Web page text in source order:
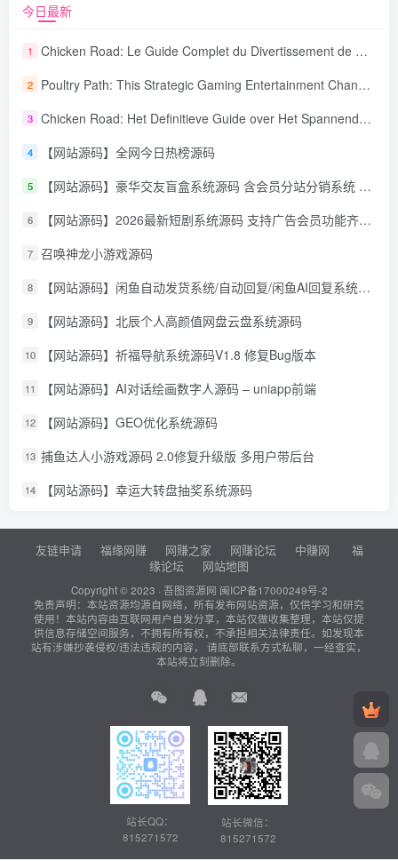
今日最新
1 Chicken Road: Le Guide Complet du Divertissement de Maison de Jeu Stratégique
2 Poultry Path: This Strategic Gaming Entertainment Changing Sequence Forecasting
3 Chicken Road: Het Definitieve Guide over Het Spannende Gokspel
4 【网站源码】全网今日热榜源码
5 【网站源码】豪华交友盲盒系统源码 含会员分站分销系统 可易支付
6 【网站源码】2026最新短剧系统源码 支持广告会员功能齐全短剧源码
7 召唤神龙小游戏源码
8 【网站源码】闲鱼自动发货系统/自动回复/闲鱼AI回复系统源码
9 【网站源码】北辰个人高颜值网盘云盘系统源码
10 【网站源码】祈福导航系统源码V1.8 修复Bug版本
11 【网站源码】AI对话绘画数字人源码 – uniapp前端
12 【网站源码】GEO优化系统源码
13 捕鱼达人小游戏源码 2.0修复升级版 多用户带后台
14 【网站源码】幸运大转盘抽奖系统源码
友链申请 福缘网赚 网赚之家 网赚论坛 中赚网
福
缘论坛
网站地图
Copyright © 2023 · 吾图资源网 闽ICP备17000249号-2
免责声明：本站资源均源自网络，所有发布网站资源，仅供学习和研究
使用！本站内容由互联网用户自发分享，本站仅做收集整理，本站仅提
供信息存储空间服务，不拥有所有权，不承担相关法律责任。如发现本
站有涉嫌抄袭侵权/违法违规的内容， 请底部联系方式私聊，一经查实，
本站将立刻删除。
站长QQ：
815271572
站长微信：
815271572